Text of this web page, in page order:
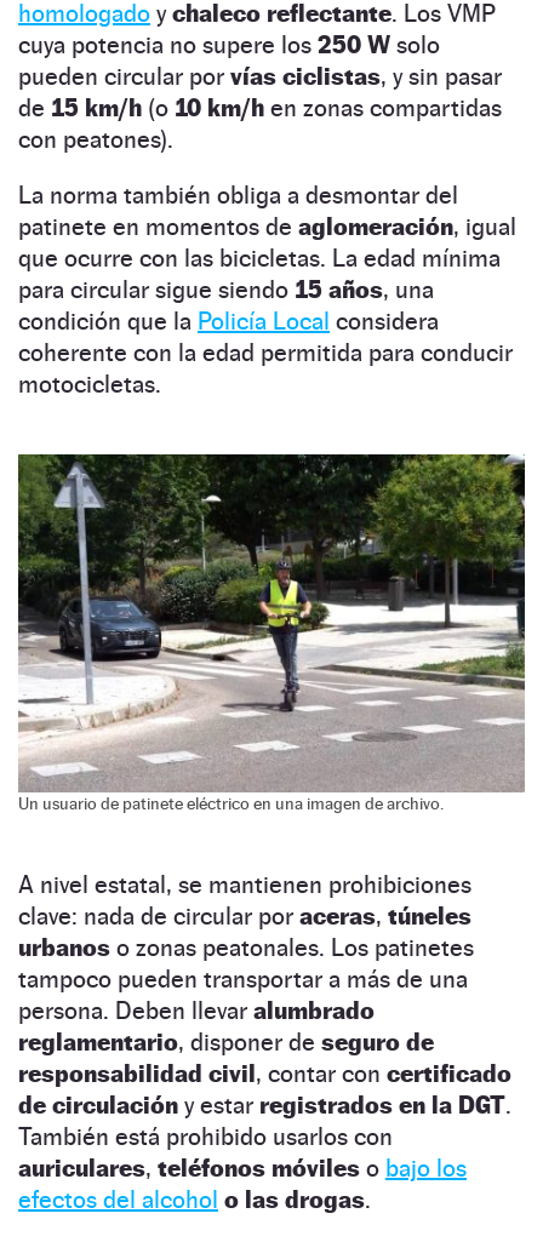
homologado ychaleco reflectante. Los VMP
cuya potencia no supere los 250 W solo
pueden circular por vías ciclistas, y sin pasar
de 15 km/h (o 10 km/h en zonas compartidas
con peatones).
La norma también obliga a desmontar del
patinete en momentos de aglomeración, igual
que ocurre con las bicicletas. La edad mínima
para circular sigue siendo 15 años, una
condición que la Policía Local considera
coherente con la edad permitida para conducir
motocicletas.
Un usuario de patinete eléctrico en una imagen de archivo.
A nivel estatal, se mantienen prohibiciones
clave: nada de circular por aceras, túneles
urbanos o zonas peatonales. Los patinetes
tampoco pueden transportar a más de una
persona. Deben llevar alumbrado
reglamentario, disponer de seguro de
responsabilidad civil, contar con certificado
de circulación y estar registrados en la DGT.
También está prohibido usarlos con
auriculares, teléfonos móviles o bajo los
efectos del alcohol o las drogas.